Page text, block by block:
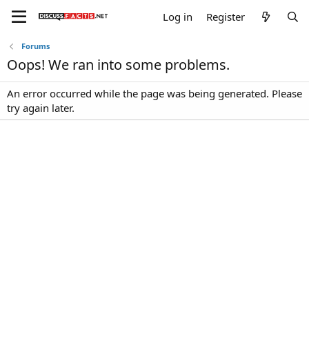
Log in Register
Forums
Oops! We ran into some problems.
An error occurred while the page was being generated. Please
try again later.